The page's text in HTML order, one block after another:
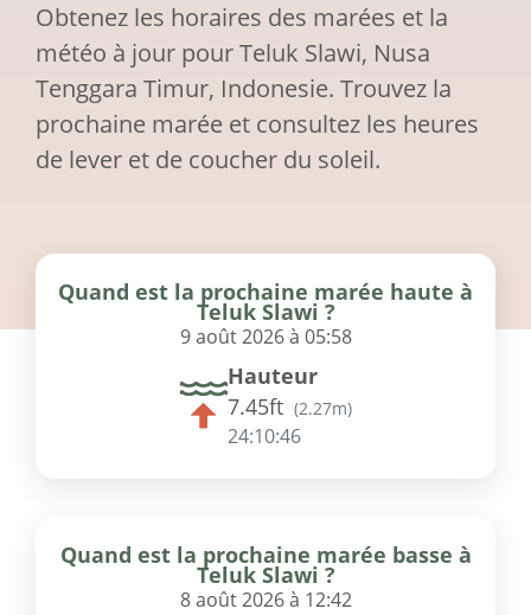
Obtenez les horaires des marées et la
météo à jour pour Teluk Slawi, Nusa
Tenggara Timur, Indonesie. Trouvez la
prochaine marée et consultez les heures
de lever et de coucher du soleil.
Quand est la prochaine marée haute à
Teluk Slawi ?
9 août 2026 à 05:58
Hauteur
7.45ft (2.27m)
24:10:46
Quand est la prochaine marée basse à
Teluk Slawi ?
8 août 2026 à 12:42